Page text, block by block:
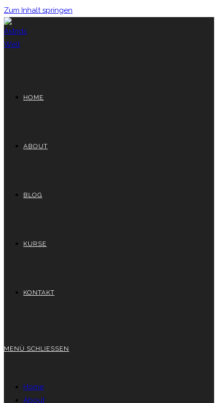
Zum Inhalt springen
HOME
ABOUT
BLOG
KURSE
KONTAKT
MENÜ SCHLIESSEN
Home
About